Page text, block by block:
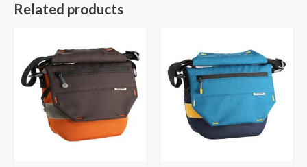
Related products